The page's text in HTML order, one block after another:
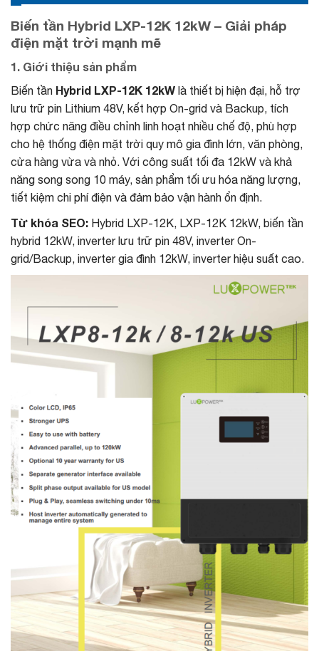
Biến tần Hybrid LXP-12K 12kW – Giải pháp
điện mặt trời mạnh mẽ
1. Giới thiệu sản phẩm
Biến tần Hybrid LXP-12K 12kW là thiết bị hiện đại, hỗ trợ
lưu trữ pin Lithium 48V, kết hợp On-grid và Backup, tích
hợp chức năng điều chỉnh linh hoạt nhiều chế độ, phù hợp
cho hệ thống điện mặt trời quy mô gia đình lớn, văn phòng,
cửa hàng vừa và nhỏ. Với công suất tối đa 12kW và khả
năng song song 10 máy, sản phẩm tối ưu hóa năng lượng,
tiết kiệm chi phí điện và đảm bảo vận hành ổn định.
Từ khóa SEO: Hybrid LXP-12K, LXP-12K 12kW, biến tần
hybrid 12kW, inverter lưu trữ pin 48V, inverter On-
grid/Backup, inverter gia đình 12kW, inverter hiệu suất cao.